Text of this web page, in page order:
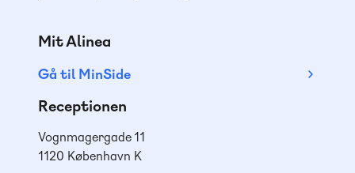
Mit Alinea
Gå til MinSide
Receptionen
Vognmagergade 11
1120 København K